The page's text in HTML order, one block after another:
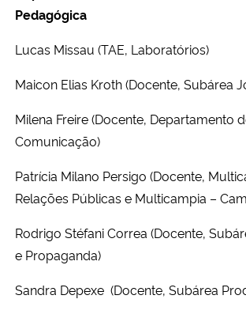
Pedagógica
Lucas Missau (TAE, Laboratórios)
Maicon Elias Kroth (Docente, Subárea
Milena Freire (Docente, Departamento
Comunicação)
Patrícia Milano Persigo (Docente,
Relações Públicas e Multicampia –
Rodrigo Stéfani Correa (Docente,
e Propaganda)
Sandra Depexe (Docente, Subárea